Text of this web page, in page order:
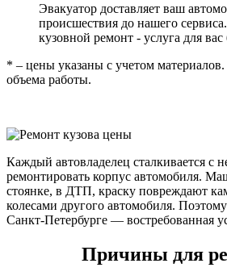
Эвакуатор доставляет ваш
происшествия до нашего
кузовной ремонт - услуга для вас
* – цены указаны с учетом
объема работы.
Каждый автовладелец сталкивается с
ремонтировать корпус автомобиля.
стоянке, в ДТП, краску повреждают
колесами другого автомобиля.
Санкт-Петербурге — востребованная
Причины для